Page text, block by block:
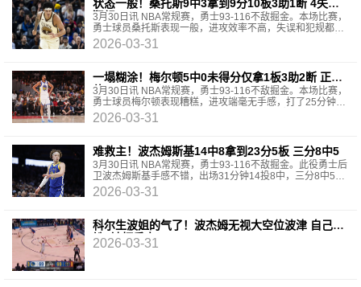
状态一般！桑托斯9中3拿到9分10板3助1断 4失误4
犯规
3月30日讯 NBA常规赛，勇士93-116不敌掘金。本场比赛，
勇士球员桑托斯表现一般，进攻效率不高，失误和犯规都不
少，打了32分半，投篮9中3，三分球4中1，罚球2中2，拿
到9分10
2026-03-31
一塌糊涂！梅尔顿5中0未得分仅拿1板3助2断 正负
值-29
3月30日讯 NBA常规赛，勇士93-116不敌掘金。本场比赛，
勇士球员梅尔顿表现糟糕，进攻端毫无手感，打了25分钟，
投篮5中0，三分球3中0，没有得分入账，仅拿到1篮板3助攻
2抢
2026-03-31
难救主！波杰姆斯基14中8拿到23分5板 三分8中5
3月30日讯 NBA常规赛，勇士93-116不敌掘金。此役勇士后
卫波杰姆斯基手感不错，出场31分钟14投8中，三分8中5、
罚球2中2拿到23分5篮板2助攻2抢断1盖帽，正负值-8。
2026-03-31
科尔生波姐的气了！波杰姆无视大空位波津 自己打
铁+被打反击！
2026-03-31